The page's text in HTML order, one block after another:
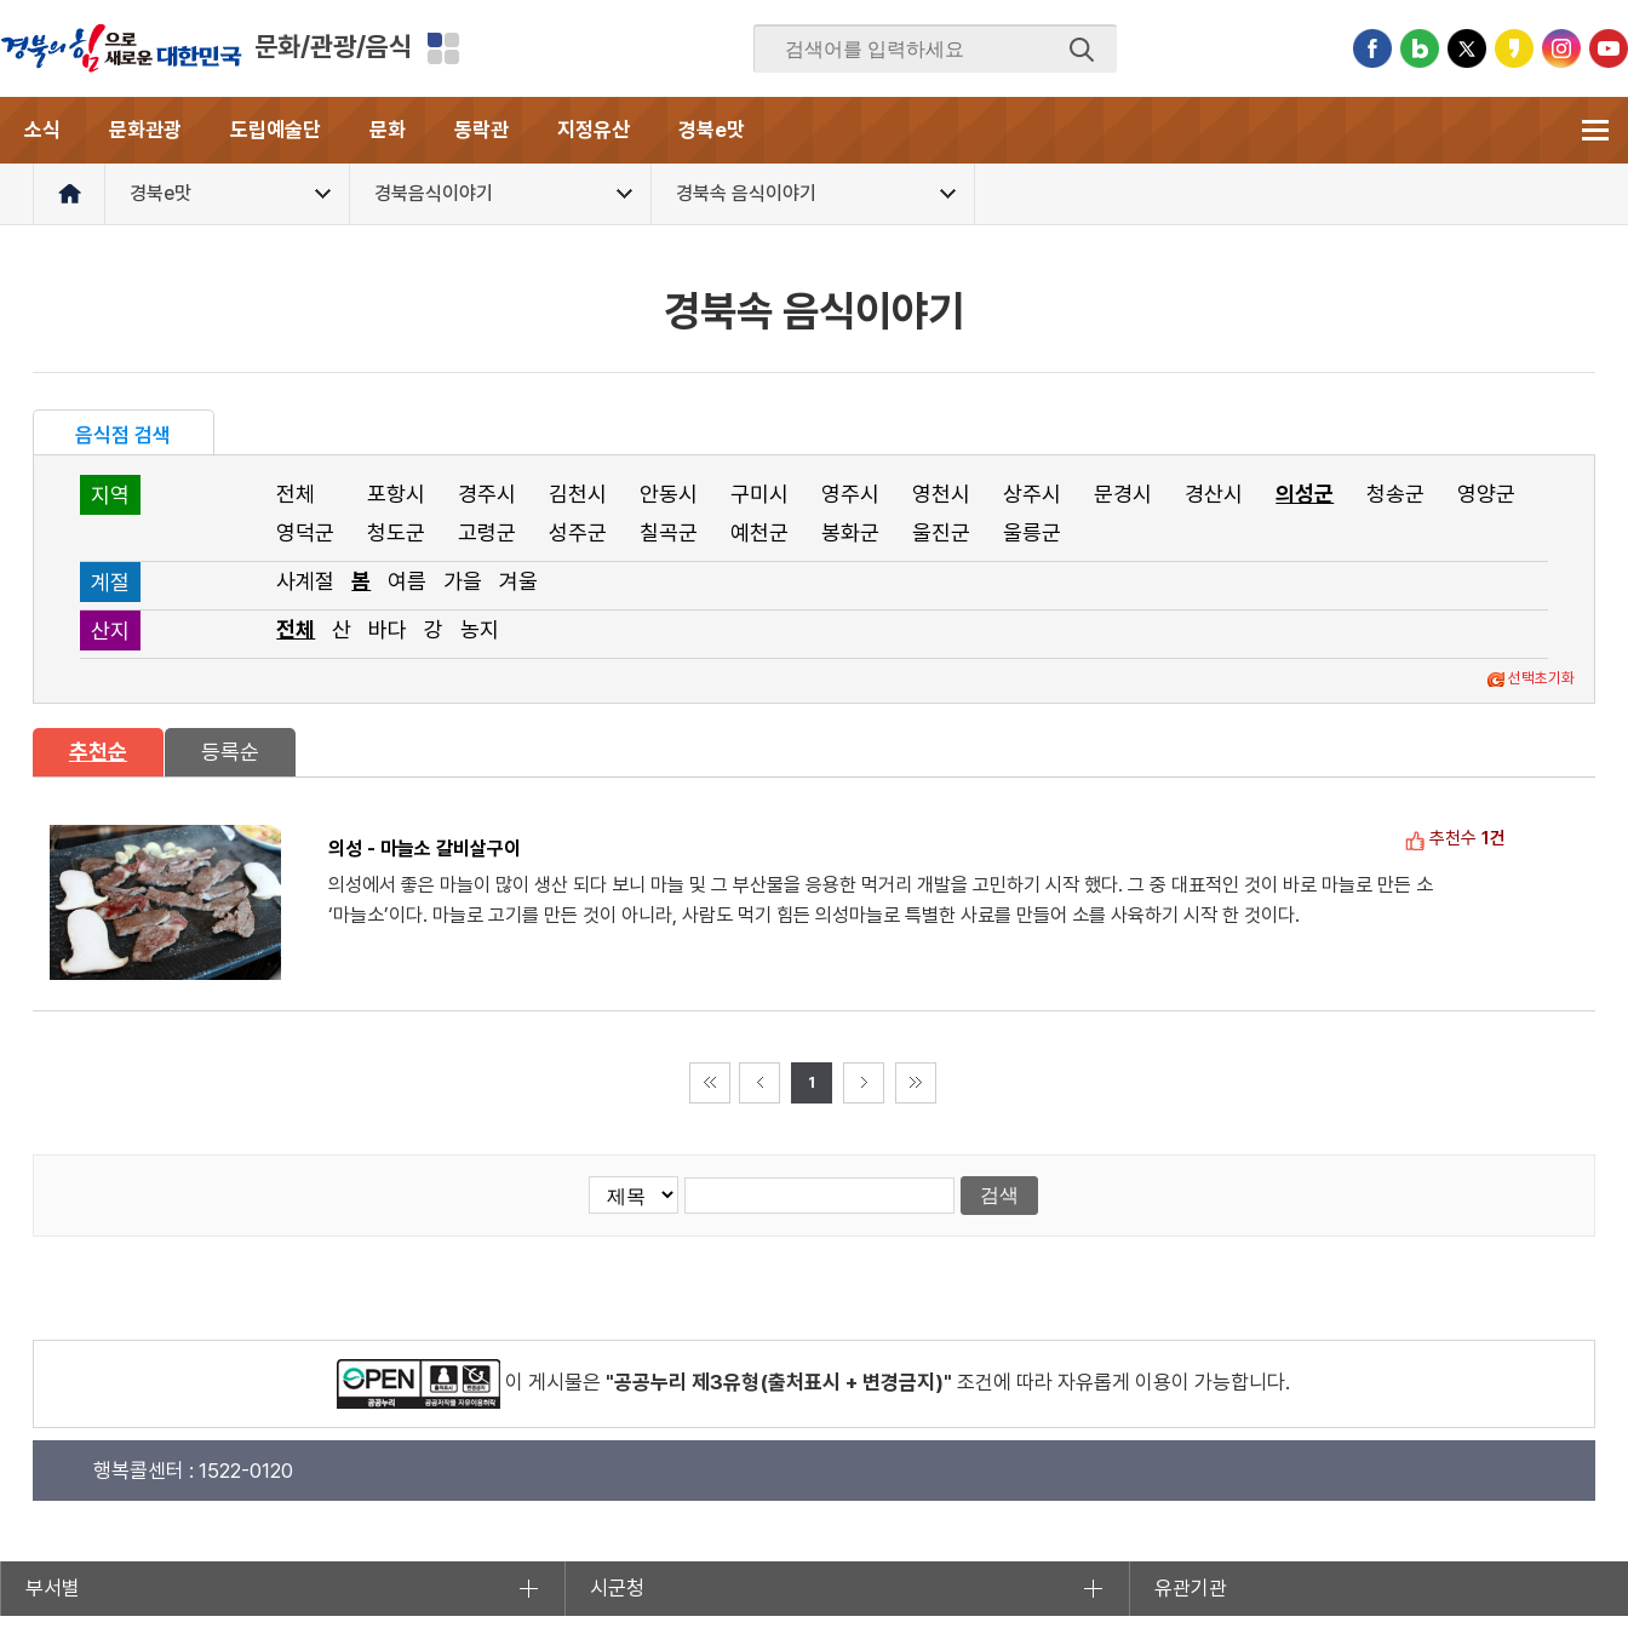
문화/관광/음식
소식 문화관광 도립예술단 문화 동락관 지정유산 경북e맛
경북e맛 경북음식이야기 경북속 음식이야기
경북속 음식이야기
음식점 검색
지역 전체 포항시 경주시 김천시 안동시 구미시 영주시 영천시 상주시 문경시 경산시 의성군 청송군
영양군
영덕군
청도군 고령군 성주군 칠곡군 예천군 봉화군 울진군
울릉군
계절
사계절 봄 여름 가을
겨울
산지
전체 산 바다 강 농지
선택초기화
추천순 등록순
의성 - 마늘소 갈비살구이
의성에서 좋은 마늘이 많이 생산 되다 보니 마늘 및 그 부산물을 응용한 먹거리 개발을 고민하기 시작 했다. 그 중 대표적인 것이 바로 마늘로 만든 소
‘마늘소’이다. 마늘로 고기를 만든 것이 아니라, 사람도 먹기 힘든 의성마늘로 특별한 사료를 만들어 소를 사육하기 시작 한 것이다.
추천수1건
1
이 게시물은 "공공누리 제3유형(출처표시 + 변경금지)" 조건에 따라 자유롭게 이용이 가능합니다.
행복콜센터 : 1522-0120
부서별 시군청 유관기관